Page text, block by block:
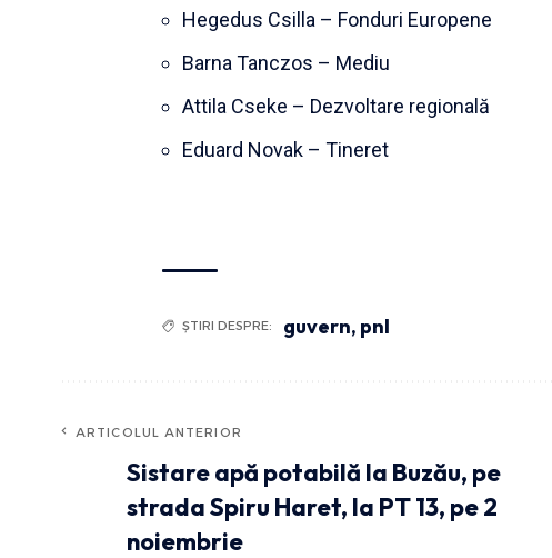
Hegedus Csilla – Fonduri Europene
Barna Tanczos – Mediu
Attila Cseke – Dezvoltare regională
Eduard Novak – Tineret
ȘTIRI DESPRE: guvern, pnl
ARTICOLUL ANTERIOR
Sistare apă potabilă la Buzău, pe
strada Spiru Haret, la PT 13, pe 2
noiembrie